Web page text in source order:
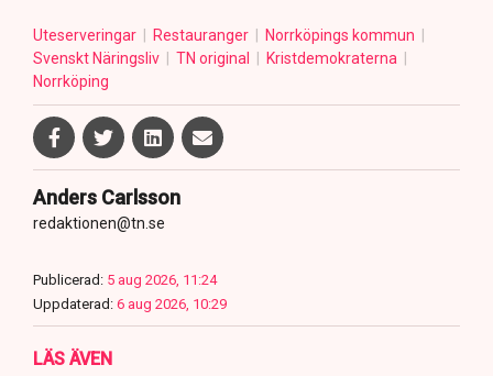
Uteserveringar Restauranger
Norrköpings kommun
Svenskt Näringsliv
TN original
Kristdemokraterna
Norrköping
Anders Carlsson
redaktionen@tn.se
Publicerad: 5 aug 2026, 11:24
Uppdaterad: 6 aug 2026, 10:29
LÄS ÄVEN